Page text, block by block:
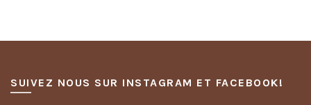
SUIVEZ NOUS SUR INSTAGRAM ET FACEBOOK!